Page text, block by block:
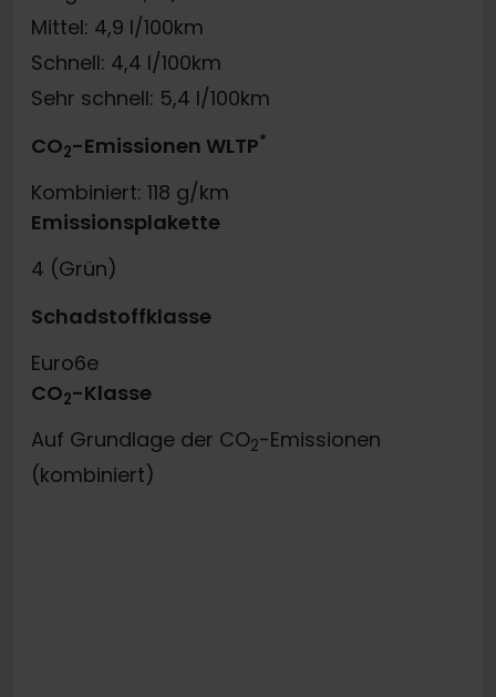
Mittel: 4,9 l/100km
Schnell: 4,4 l/100km
Sehr schnell: 5,4 l/100km
CO2-Emissionen WLTP*
Kombiniert: 118 g/km
Emissionsplakette
4 (Grün)
Schadstoffklasse
Euro6e
CO2-Klasse
Auf Grundlage der CO2-Emissionen
(kombiniert)